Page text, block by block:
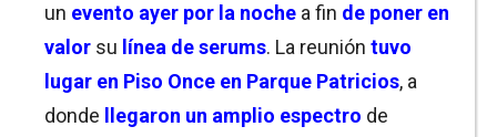
un evento ayer por la noche a fin de poner en
valor su línea de serums. La reunión tuvo
lugar en Piso Once en Parque Patricios, a
donde
llegaron un amplio espectro de